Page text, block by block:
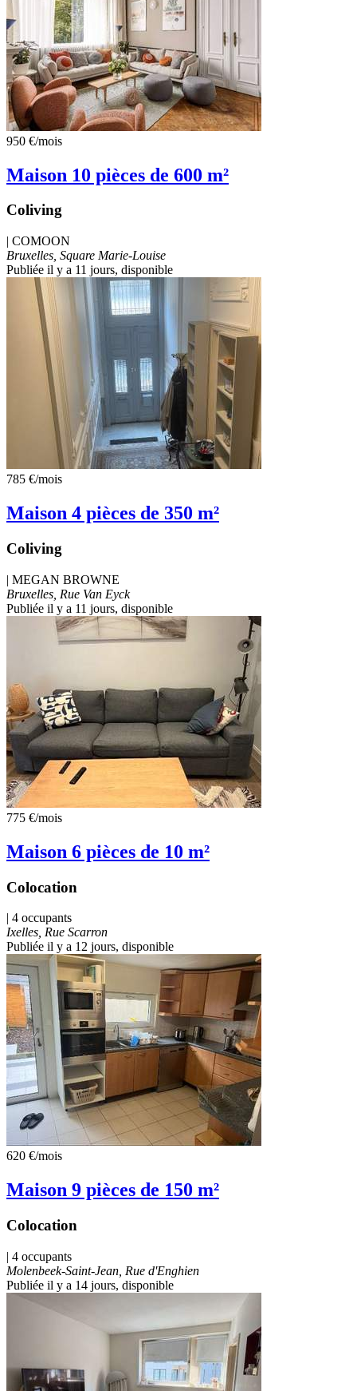
950 €/mois
Maison 10 pièces de 600 m²
Coliving
| COMOON
Bruxelles, Square Marie-Louise
Publiée il y a 11 jours, disponible
785 €/mois
Maison 4 pièces de 350 m²
Coliving
| MEGAN BROWNE
Bruxelles, Rue Van Eyck
Publiée il y a 11 jours, disponible
775 €/mois
Maison 6 pièces de 10 m²
Colocation
| 4 occupants
Ixelles, Rue Scarron
Publiée il y a 12 jours, disponible
620 €/mois
Maison 9 pièces de 150 m²
Colocation
| 4 occupants
Molenbeek-Saint-Jean, Rue d'Enghien
Publiée il y a 14 jours, disponible